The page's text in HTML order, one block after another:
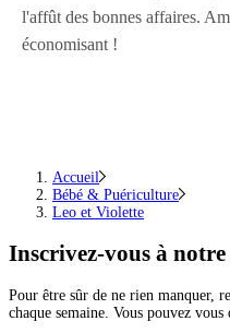
l'affût des bonnes affaires.
économisant !
Accueil
Bébé & Puériculture
Leo et Violette
Inscrivez-vous à
Pour être sûr de ne rien manquer,
chaque semaine. Vous pouvez vous